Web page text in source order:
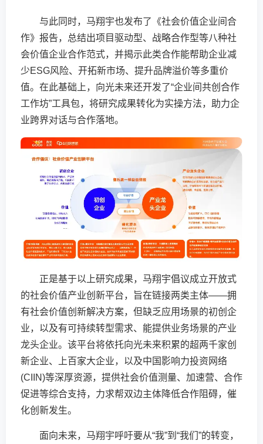
与此同时，马翔宇也发布了《社会价值企业间合
作》报告，总结出项目驱动型、战略合作型等八种社
会价值企业合作范式，并揭示此类合作能帮助企业减
少ESG风险、开拓新市场、提升品牌溢价等多重价
值。在此基础上，向光未来还开发了“企业间共创合作
工作坊”工具包，将研究成果转化为实操方法，助力企
业跨界对话与合作落地。
正是基于以上研究成果，马翔宇倡议成立开放式
的社会价值产业创新平台，旨在链接两类主体——拥
有社会价值创新解决方案，但缺乏应用场景的初创企
业，以及有可持续转型需求、能提供业务场景的产业
龙头企业。该平台将依托向光未来积累的超两千家创
新企业、上百家大企业，以及中国影响力投资网络
(CIIN)等深厚资源，提供社会价值测量、加速营、合作
促进等综合支持，力求帮双边主体降低合作阻碍，催
化创新发生。
面向未来，马翔宇呼吁要从“我”到“我们”的转变，